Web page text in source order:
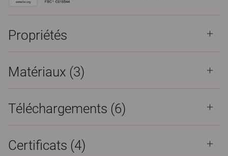
Propriétés
Matériaux (3)
Téléchargements (6)
Certificats (4)